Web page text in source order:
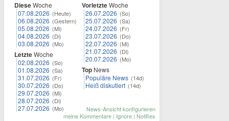
DieseWoche
07.08.2026 (Heute)
06.08.2026 (Gestern)
05.08.2026 (Mi)
04.08.2026 (Di)
03.08.2026 (Mo)
LetzteWoche
02.08.2026 (So)
01.08.2026 (Sa)
31.07.2026 (Fr)
30.07.2026 (Do)
29.07.2026 (Mi)
28.07.2026 (Di)
27.07.2026 (Mo)
VorletzteWoche
26.07.2026 (So)
25.07.2026 (Sa)
24.07.2026 (Fr)
23.07.2026 (Do)
22.07.2026 (Mi)
21.07.2026 (Di)
20.07.2026 (Mo)
Top News
Populäre News (14d)
Heiß diskutiert (14d)
News-Ansicht konfigurieren
meine Kommentare | Ignore | Notifies